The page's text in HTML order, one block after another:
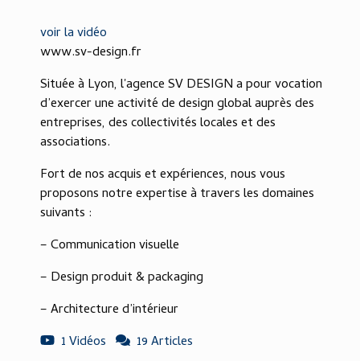
voir la vidéo
www.sv-design.fr
Située à Lyon, l'agence SV DESIGN a pour vocation
d’exercer une activité de design global auprès des
entreprises, des collectivités locales et des
associations.
Fort de nos acquis et expériences, nous vous
proposons notre expertise à travers les domaines
suivants :
– Communication visuelle
– Design produit & packaging
– Architecture d’intérieur
1 Vidéos
19 Articles